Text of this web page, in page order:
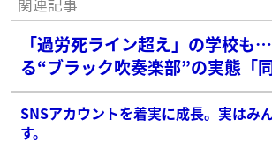
関連記事
「過労死ライン超え」の学校も
る“ブラック吹奏楽部”の実態「
い」
SNSアカウントを着実に成長。実はみ
す。